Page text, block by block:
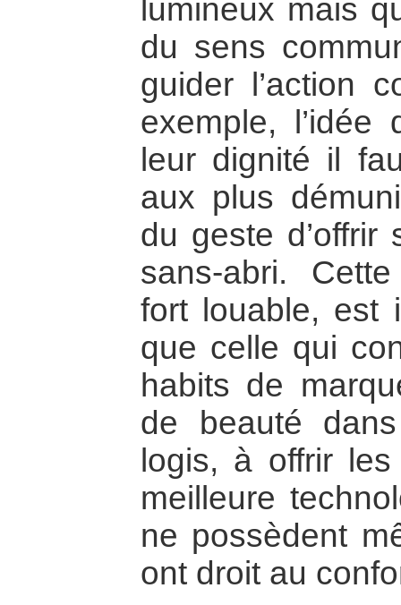
lumineux mais
du sens
guider l’action
exemple,
leur dignité il
aux plus
du geste d’offrir
sans-abri.
fort louable, est
que celle qui
habits de
de beauté
logis, à offrir
meilleure
ne possèdent
ont droit au